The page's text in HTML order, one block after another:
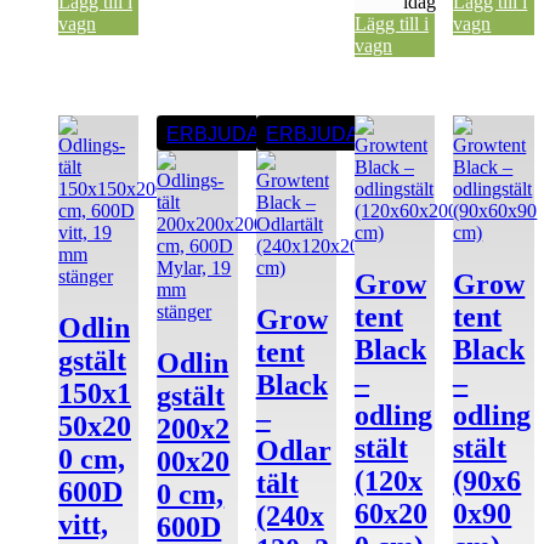
vagn
Lägg till i
vagn
vagn
Odlin
gs­tält
150x1
50x20
0 cm,
600D
vitt,
ERBJUDANDE
Odlin
gs­tält
200x2
00x20
0 cm,
600D
ERBJUDANDE
Grow
tent
Black
–
Odlar
tält
(240x
Grow
tent
Black
–
odling
stält
(120x
60x20
Grow
tent
Black
–
odling
stält
(90x6
0x90